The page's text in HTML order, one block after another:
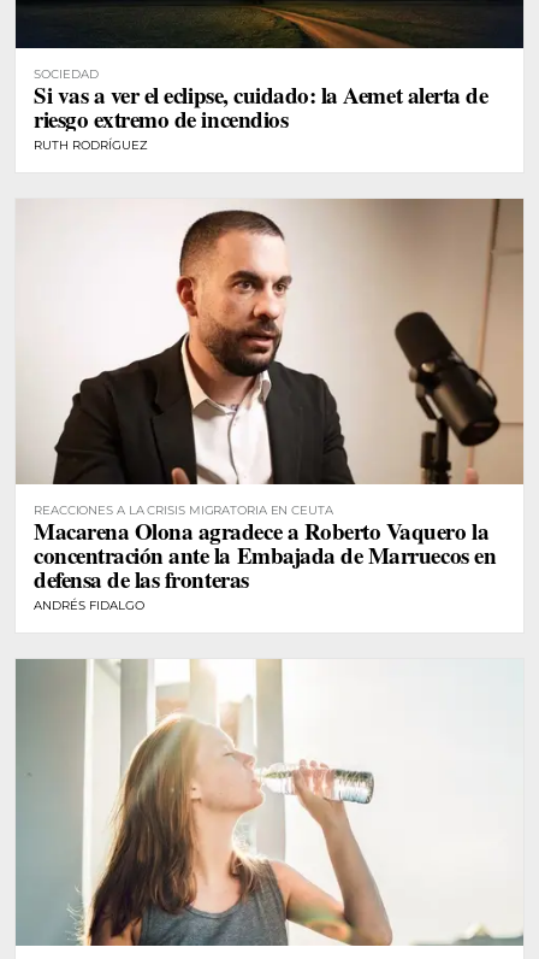
SOCIEDAD
Si vas a ver el eclipse, cuidado: la Aemet alerta de
riesgo extremo de incendios
RUTH RODRÍGUEZ
REACCIONES A LA CRISIS MIGRATORIA EN CEUTA
Macarena Olona agradece a Roberto Vaquero la
concentración ante la Embajada de Marruecos en
defensa de las fronteras
ANDRÉS FIDALGO